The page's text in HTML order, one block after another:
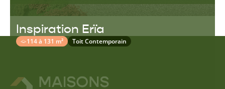
Inspiration Erïa
114 à 131 m² Toit Contemporain